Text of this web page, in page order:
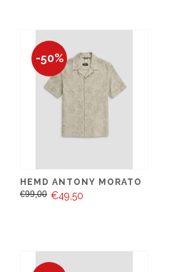
-50%
HEMD ANTONY MORATO
€99,00 €49,50